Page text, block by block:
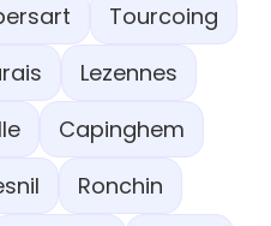
Tourcoing
Lezennes
Capinghem
Ronchin